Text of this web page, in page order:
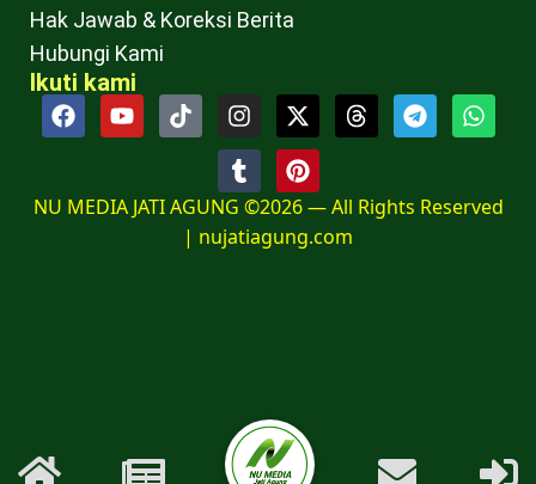
Hak Jawab & Koreksi Berita
Hubungi Kami
Ikuti kami
NU MEDIA JATI AGUNG ©2026 — All Rights Reserved
| nujatiagung.com